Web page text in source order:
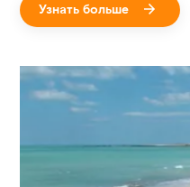
Узнать больше